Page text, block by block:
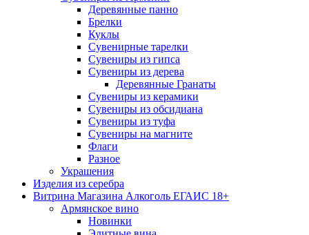
Деревянные панно
Брелки
Куклы
Сувенирные тарелки
Сувениры из гипса
Сувениры из дерева
Деревянные Гранаты
Сувениры из керамики
Сувениры из обсидиана
Сувениры из туфа
Сувениры на магните
Флаги
Разное
Украшения
Изделия из серебра
Витрина Магазина Алкоголь ЕГАИС 18+
Армянское вино
Новинки